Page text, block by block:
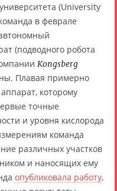
(University
в феврале
(подводного робота
Kongsberg
Плавая примерно
которому
точные
и уровня кислорода
команда
различных участков
и наносящих ему
опубликовала работу,